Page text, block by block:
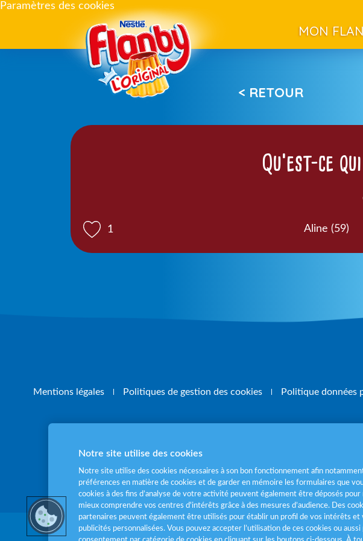
Paramètres des cookies
MON
< RETOUR
Qu’est-ce
1 Aline (59)
Mentions légales Politiques de gestion des cookies Politique données
Pour votre santé, mangez 5
Notre site utilise des cookies
Notre site utilise des cookies nécessaires à son bon fonctionnement afin
préférences en matière de cookies et de garder en mémoire les formulaires que
cookies à des fins d’analyse de votre activité peuvent également être déposés
mieux comprendre vos centres d'intérêts grâce à des mesures d’audience. Des
partenaires peuvent également être utilisés pour établir un profil de vos intérêts et
publicités personnalisées. Vous pouvez accepter l’utilisation de ces cookies ou